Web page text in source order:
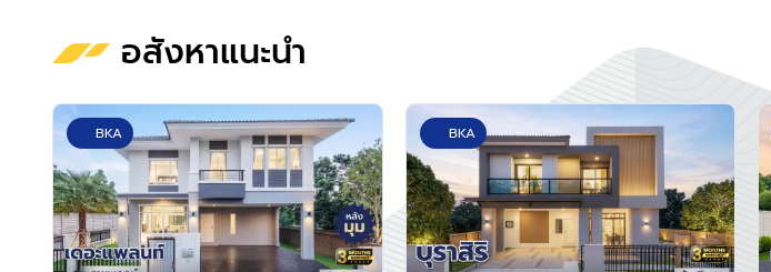
อสังหาแนะนำ
BKA BKA